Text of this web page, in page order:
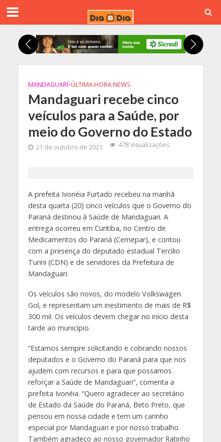
MANDAGUARÍ•ÚLTIMA HORA NEWS
Mandaguari recebe cinco
veículos para a Saúde, por
meio do Governo do Estado
21 de outubro de 2021 478 Visualizações
A prefeita Ivonéia Furtado recebeu na manhã
desta quarta (20) cinco veículos que o Governo do
Paraná destinou à Saúde de Mandaguari. A
entrega ocorreu em Curitiba, no Centro de
Medicamentos do Paraná (Cemepar), e contou
com a presença do deputado estadual Tercilio
Turini (CDN) e de servidores da Prefeitura de
Mandaguari.
Os veículos são novos, do modelo Volkswagen
Gol, e representam um inestimento de mais de R$
300 mil. Os veículos devem chegar no início desta
tarde ao município.
“Estamos sempre solicitando e cobrando nossos
deputados e o Governo do Paraná para que nos
ajudem com recursos e para que possamos
reforçar a Saúde de Mandaguari”, comenta a
prefeita Ivonéia. “Quero agradecer ao secretário
de Estado da Saúde do Paraná, Beto Preto, que
pensou em nossa cidade e tem um carinho
especial por Mandaguari e por nosso trabalho.
Também agradeço ao nosso governador Ratinho